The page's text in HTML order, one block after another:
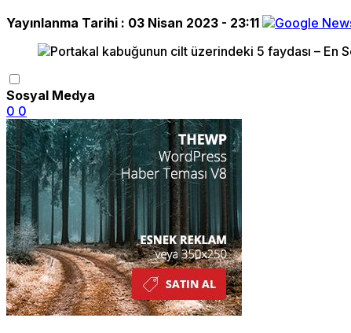
Yayınlanma Tarihi : 03 Nisan 2023 - 23:11
Sosyal Medya
0 0